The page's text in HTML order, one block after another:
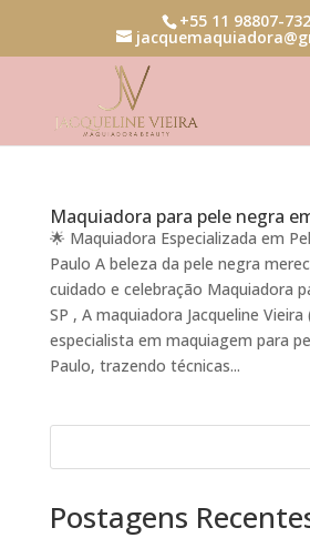
+55 11 98807-
Maquiadora para pele negra
🌟 Maquiadora Especializada em
Paulo A beleza da pele negra
cuidado e celebração Maquiadora
SP , A maquiadora Jacqueline Vieira
especialista em maquiagem para
Paulo, trazendo técnicas...
Postagens